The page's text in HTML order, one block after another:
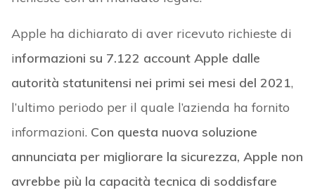
Apple ha dichiarato di aver ricevuto richieste di
informazioni su 7.122 account Apple dalle
autorità statunitensi nei primi sei mesi del 2021,
l’ultimo periodo per il quale l’azienda ha fornito
informazioni. Con questa nuova soluzione
annunciata per migliorare la sicurezza, Apple non
avrebbe più la capacità tecnica di soddisfare